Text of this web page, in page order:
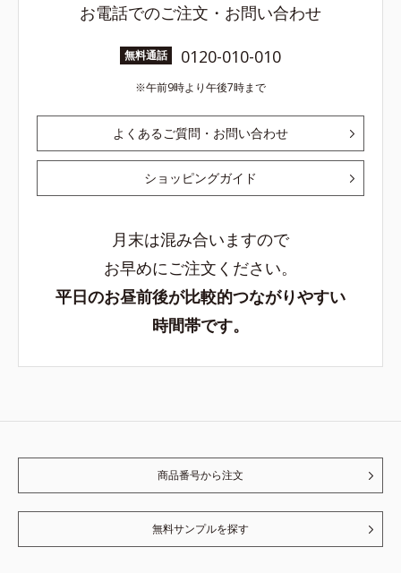
お電話でのご注文・お問い合わせ
無料通話 0120-010-010
午前9時より午後7時まで
よくあるご質問・お問い合わせ
ショッピングガイド
月末は混み合いますので
お早めにご注文ください。
平日のお昼前後が比較的つながりやすい
時間帯です。
商品番号から注文
無料サンプルを探す